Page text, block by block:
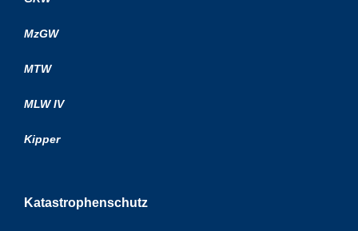
MzGW
MTW
MLW IV
Kipper
Katastrophenschutz